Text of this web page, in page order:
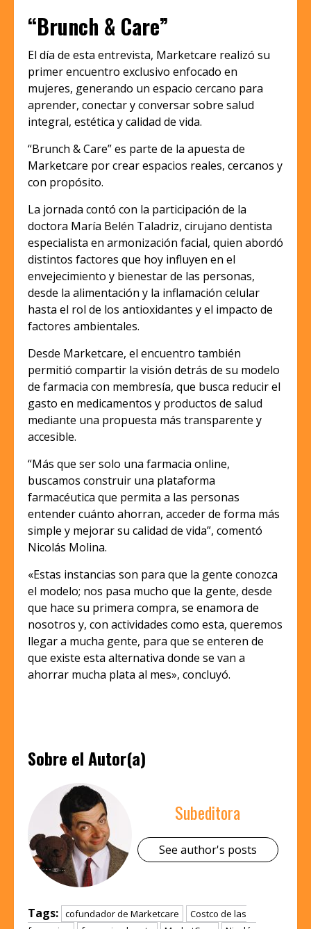
“Brunch & Care”
El día de esta entrevista, Marketcare realizó su
primer encuentro exclusivo enfocado en
mujeres, generando un espacio cercano para
aprender, conectar y conversar sobre salud
integral, estética y calidad de vida.
“Brunch & Care” es parte de la apuesta de
Marketcare por crear espacios reales, cercanos y
con propósito.
La jornada contó con la participación de la
doctora María Belén Taladriz, cirujano dentista
especialista en armonización facial, quien abordó
distintos factores que hoy influyen en el
envejecimiento y bienestar de las personas,
desde la alimentación y la inflamación celular
hasta el rol de los antioxidantes y el impacto de
factores ambientales.
Desde Marketcare, el encuentro también
permitió compartir la visión detrás de su modelo
de farmacia con membresía, que busca reducir el
gasto en medicamentos y productos de salud
mediante una propuesta más transparente y
accesible.
“Más que ser solo una farmacia online,
buscamos construir una plataforma
farmacéutica que permita a las personas
entender cuánto ahorran, acceder de forma más
simple y mejorar su calidad de vida”, comentó
Nicolás Molina.
«Estas instancias son para que la gente conozca
el modelo; nos pasa mucho que la gente, desde
que hace su primera compra, se enamora de
nosotros y, con actividades como esta, queremos
llegar a mucha gente, para que se enteren de
que existe esta alternativa donde se van a
ahorrar mucha plata al mes», concluyó.
Sobre el Autor(a)
Subeditora
See author's posts
Tags: cofundador de Marketcare
Costco de las